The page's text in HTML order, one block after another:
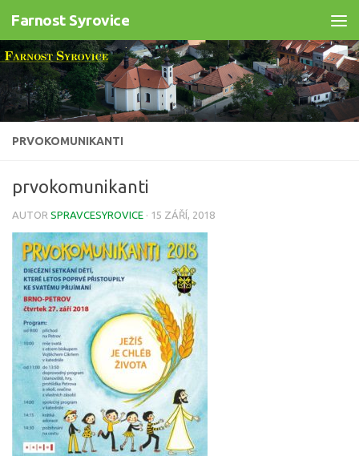
Skip to content
Farnost Syrovice
PRVOKOMUNIKANTI
prvokomunikanti
AUTOR SPRAVCESYROVICE · 15 ZÁŘÍ, 2018